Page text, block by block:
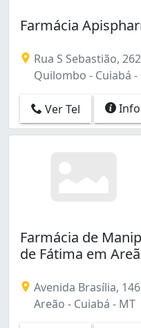
Farmácia
Rua S Sebastião,
Quilombo - Cuiabá -
Ver Tel Info
Farmácia de
de Fátima em
Avenida Brasília, 146
Areão - Cuiabá - MT